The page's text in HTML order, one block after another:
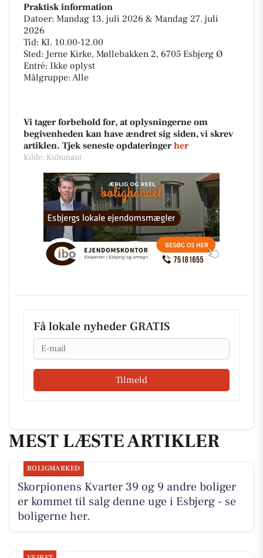
Praktisk information
Datoer: Mandag 13. juli 2026 & Mandag 27. juli
2026
Tid: Kl. 10.00-12.00
Sted: Jerne Kirke, Møllebakken 2, 6705 Esbjerg Ø
Entré: Ikke oplyst
Målgruppe: Alle
Vi tager forbehold for, at oplysningerne om
begivenheden kan have ændret sig siden, vi skrev
artiklen. Tjek seneste opdateringer her
Kilde: Kultunaut
Få lokale nyheder GRATIS
Email
Tilmeld
MEST LÆSTE ARTIKLER
BOLIGMARKED
Skorpionens Kvarter 39 og 9 andre boliger
er kommet til salg denne uge i Esbjerg - se
boligerne her.